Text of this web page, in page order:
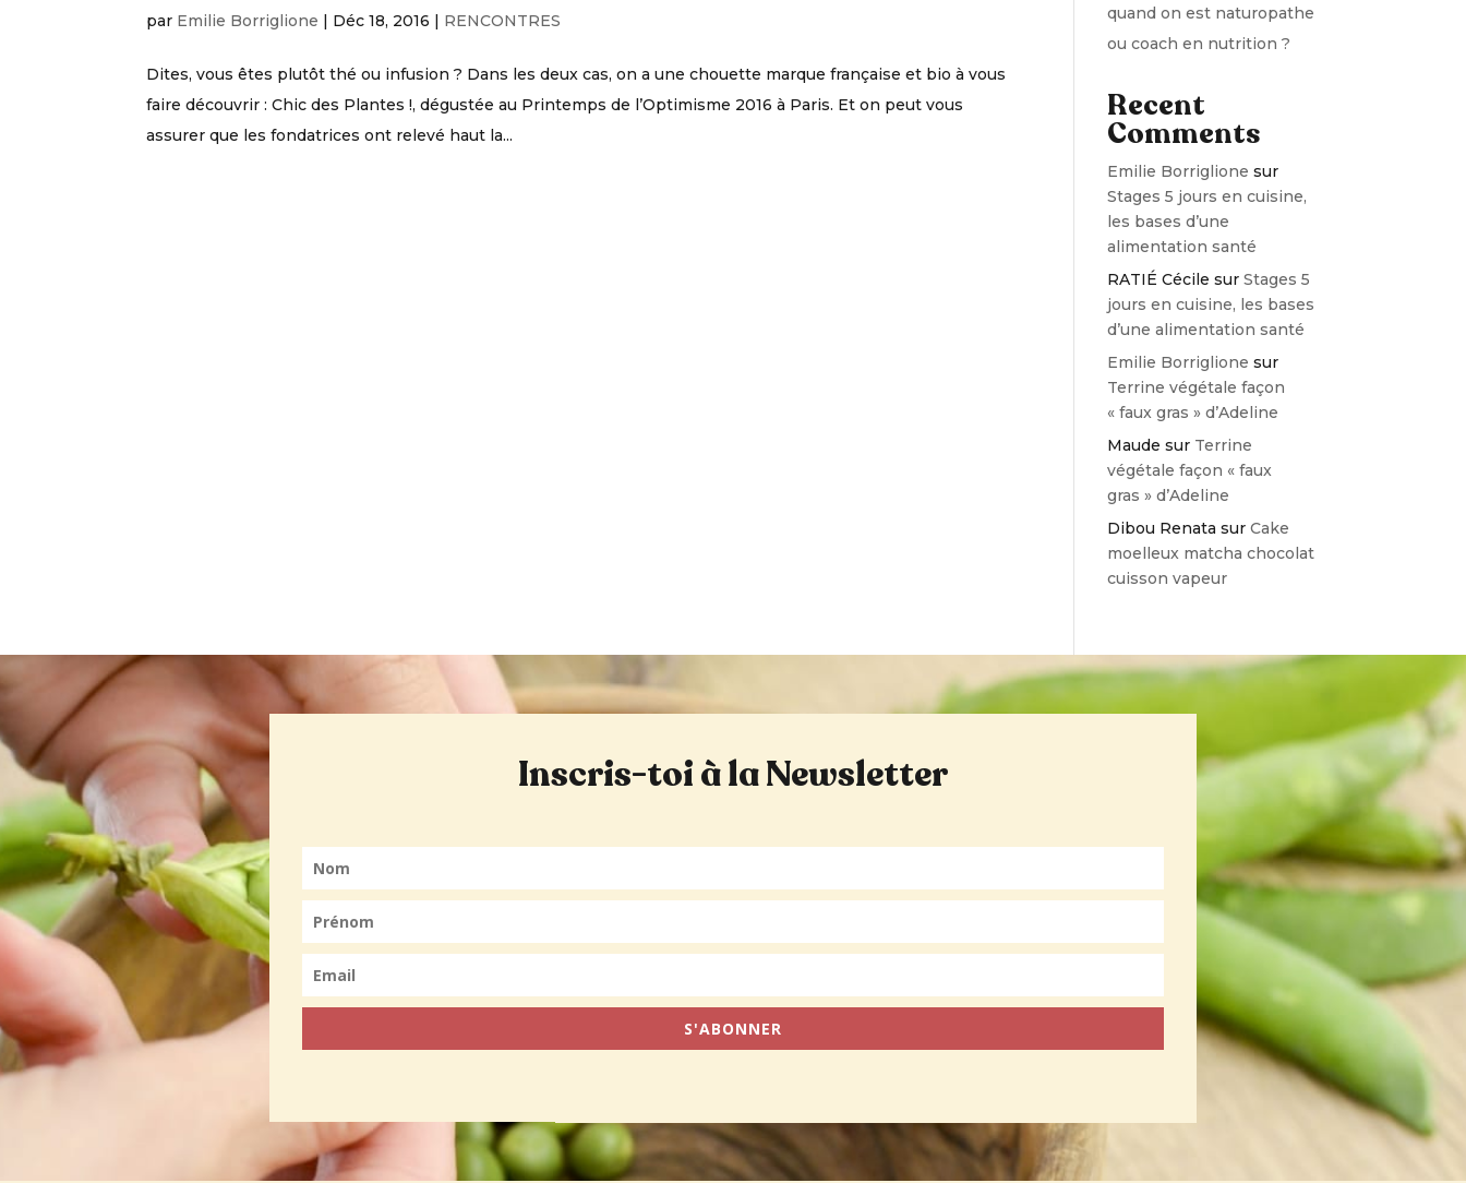
par Emilie Borriglione | Déc 18, 2016 | RENCONTRES
Dites, vous êtes plutôt thé ou infusion ? Dans les deux cas, on a une chouette marque française et bio à vous
faire découvrir : Chic des Plantes !, dégustée au Printemps de l’Optimisme 2016 à Paris. Et on peut vous
assurer que les fondatrices ont relevé haut la...
quand on est naturopathe
ou coach en nutrition ?
Recent
Comments
Emilie Borriglione sur
Stages 5 jours en cuisine,
les bases d’une
alimentation santé
RATIÉ Cécile surStages 5
jours en cuisine, les bases
d’une alimentation santé
Emilie Borriglione sur
Terrine végétale façon
« faux gras » d’Adeline
Maude sur Terrine
végétale façon « faux
gras » d’Adeline
Dibou Renata surCake
moelleux matcha chocolat
cuisson vapeur
Inscris-toi à la Newsletter
S'ABONNER